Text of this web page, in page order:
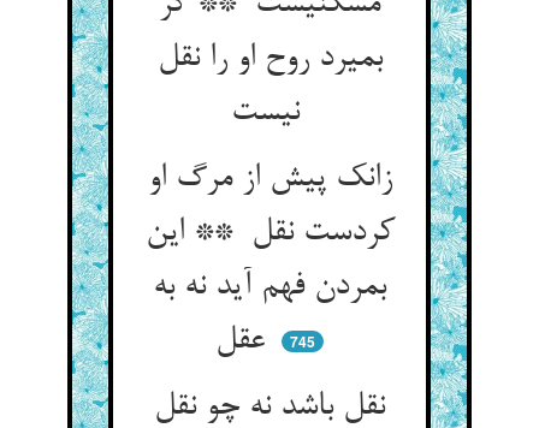
بمیرد روح او را نقل
نیست
زانک پیش از مرگ او
کردست نقل ** این
بمردن فهم آید نه به
745
نقل باشد نه چو نقل